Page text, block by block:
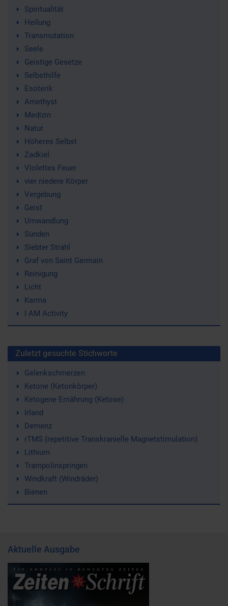
Spiritualität
Heilung
Transmutation
Seele
Geistige Gesetze
Selbsthilfe
Esoterik
Amethyst
Medizin
Natur
Höheres Selbst
Zadkiel
Violettes Feuer
vier niedere Körper
Vergebung
Geist
Umwandlung
Sünden
Siebter Strahl
Graf von Saint Germain
Reinigung
Licht
Karma
I AM Activity
Zuletzt gesuchte Stichworte
Gelenkschmerzen
Ketone (Ketonkörper)
Ketogene Ernährung (Ketose)
Irland
Demenz
rTMS (repetitive Transkranielle Magnetstimulation)
Lithium
Trampolinspringen
Windkraft (Windräder)
Bienen
Aktuelle Ausgabe